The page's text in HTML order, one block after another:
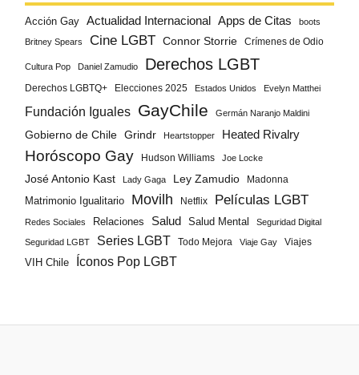
Acción Gay Actualidad Internacional Apps de Citas boots
Britney Spears Cine LGBT Connor Storrie Crímenes de Odio
Cultura Pop Daniel Zamudio Derechos LGBT
Derechos LGBTQ+ Elecciones 2025 Estados Unidos Evelyn Matthei
Fundación Iguales GayChile Germán Naranjo Maldini
Gobierno de Chile Grindr Heartstopper Heated Rivalry
Horóscopo Gay Hudson Williams Joe Locke
José Antonio Kast Lady Gaga Ley Zamudio Madonna
Matrimonio Igualitario Movilh Netflix Películas LGBT
Redes Sociales Relaciones Salud Salud Mental Seguridad Digital
Seguridad LGBT Series LGBT Todo Mejora Viaje Gay
Viajes
VIH Chile
Íconos Pop LGBT